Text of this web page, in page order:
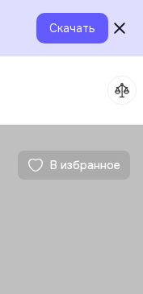
Скачать
В избранное